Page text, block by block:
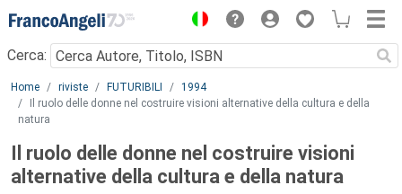
Menu
Cerca:
Main content
Home riviste FUTURIBILI
1994
Il ruolo delle donne nel costruire visioni alternative della cultura e della
natura
Il ruolo delle donne nel costruire visioni
alternative della cultura e della natura